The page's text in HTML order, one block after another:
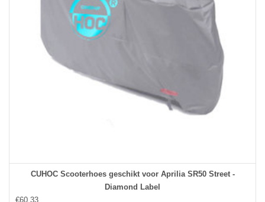
CUHOC Scooterhoes geschikt voor Aprilia SR50 Street -
Diamond Label
€60,33